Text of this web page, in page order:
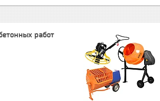
работ